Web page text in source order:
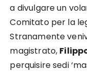
a divulgare un
Comitato per la
Stranamente
magistrato,
perquisire sedi